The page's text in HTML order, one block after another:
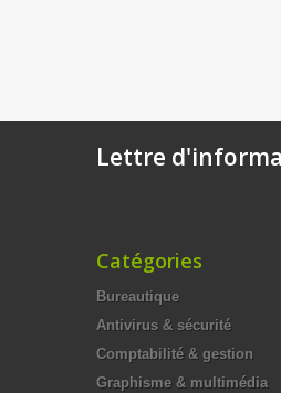
Lettre
Catégories
Bureautique
Antivirus & sécurité
Comptabilité & gestion
Graphisme & multimédia